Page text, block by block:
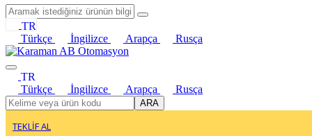
TR
Türkçe
İngilizce Arapça Rusça
TR
Türkçe
İngilizce Arapça Rusça
ARA
TEKLİF AL